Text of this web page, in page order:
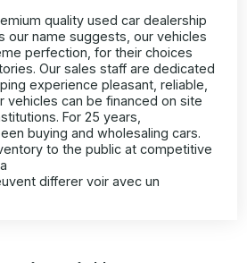
quality used car dealership
our name suggests, our vehicles
perfection, for their choices
Our sales staff are dedicated
experience pleasant, reliable,
vehicles can be financed on site
For 25 years,
buying and wholesaling cars.
to the public at competitive
differer voir avec un